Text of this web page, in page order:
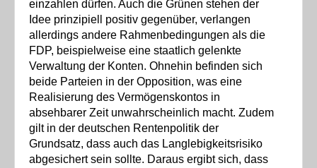
einzahlen dürfen. Auch die Grünen stehen der
Idee prinzipiell positiv gegenüber, verlangen
allerdings andere Rahmenbedingungen als die
FDP, beispielweise eine staatlich gelenkte
Verwaltung der Konten. Ohnehin befinden sich
beide Parteien in der Opposition, was eine
Realisierung des Vermögenskontos in
absehbarer Zeit unwahrscheinlich macht. Zudem
gilt in der deutschen Rentenpolitik der
Grundsatz, dass auch das Langlebigkeitsrisiko
abgesichert sein sollte. Daraus ergibt sich, dass